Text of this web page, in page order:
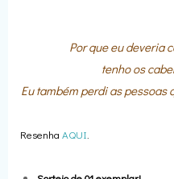
Por que eu deveria
tenho os
Eu também perdi as pessoas
Resenha AQUI